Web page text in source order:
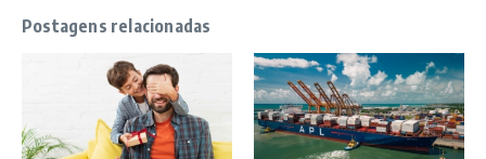
Postagens relacionadas